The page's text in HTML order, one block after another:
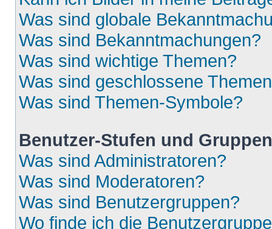
Was sind globale
Was sind Bekanntmachungen?
Was sind wichtige Themen?
Was sind geschlossene
Was sind Themen-Symbole?
Benutzer-Stufen und Gruppen
Was sind Administratoren?
Was sind Moderatoren?
Was sind Benutzergruppen?
Wo finde ich die